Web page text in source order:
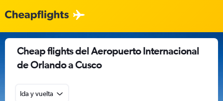
Cheap flights del Aeropuerto Internacional
de Orlando a Cusco
Ida y vuelta